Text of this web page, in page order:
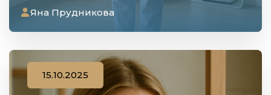
Яна Прудникова
15.10.2025